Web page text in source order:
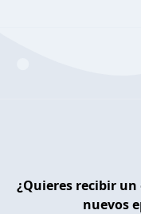
¿Quieres recibir
nuevos